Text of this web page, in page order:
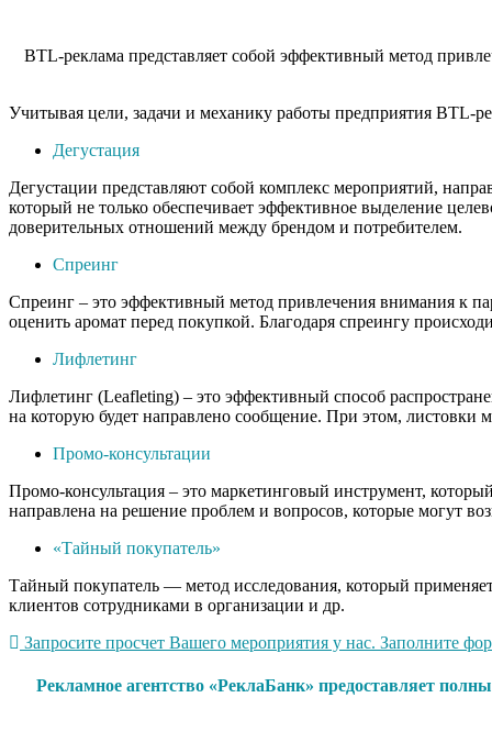
BTL-реклама представляет собой эффективный метод
Учитывая цели, задачи и механику работы предприятия BTL-
Дегустация
Дегустации представляют собой комплекс мероприятий,
который не только обеспечивает эффективное выделение
доверительных отношений между брендом и потребителем.
Спреинг
Спреинг – это эффективный метод привлечения внимания к
оценить аромат перед покупкой. Благодаря спреингу
Лифлетинг
Лифлетинг (Leafleting) – это эффективный способ
на которую будет направлено сообщение. При этом, листовки
Промо-консультации
Промо-консультация – это маркетинговый инструмент,
направлена на решение проблем и вопросов, которые могут
«Тайный покупатель»
Тайный покупатель — метод исследования, который
клиентов сотрудниками в организации и др.
Запросите просчет Вашего мероприятия у нас. Заполните
Рекламное агентство «РеклаБанк» предоставляет